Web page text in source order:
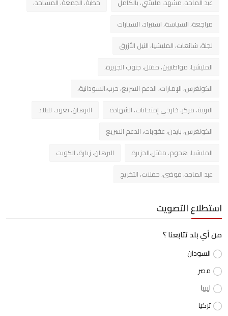
عبد الماجد، مشهد، مليشي، بالكامل
خطبة، الجمعة، المساجد،
مراجعة، السياسة، استيراد، السيارات
لجنة، شائعات، المليشيا، النيل الأزرق
المليشيا، مواطنيين، مقتل، جنوب الجزيرة،
الكونغرس، الإمارات، الدعم السريع، حرب،السودانية،
التربية، مركز، خارجي إمتحانات، الشهادة
البرهان، يعود، للبلاد
الكونغرس، بايدن، عقوبات، الدعم السريع
المليشيا، هجوم، مقتل،الجزيرة
البرهان، زيارة، الكويت
عبد الماجد، فوضي، حفلات، التخريج
استطلاع التصويت
من أي بلد تتابعنا ؟
السودان
مصر
ليبيا
تركيا